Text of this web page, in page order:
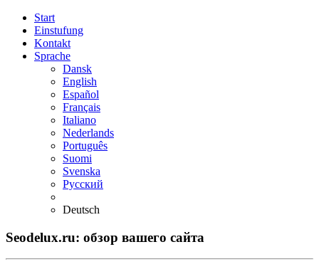
Start
Einstufung
Kontakt
Sprache
Dansk
English
Español
Français
Italiano
Nederlands
Português
Suomi
Svenska
Русский
Deutsch
Seodelux.ru: обзор вашего сайта